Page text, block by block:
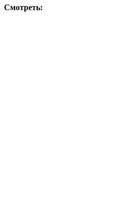
Смотреть: